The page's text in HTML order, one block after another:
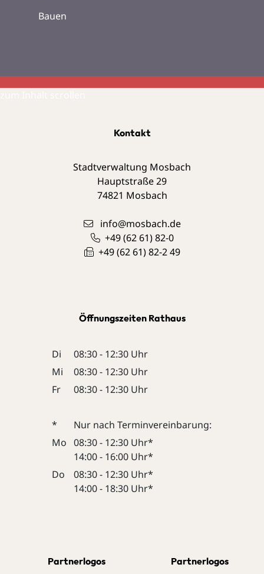
Bauen
Kontakt
Stadtverwaltung Mosbach
Hauptstraße 29
74821 Mosbach
info@mosbach.de
+49 (62 61) 82-0
+49 (62 61) 82-2 49
Öffnungszeiten Rathaus
Di
08:30 - 12:30 Uhr
Mi
08:30 - 12:30 Uhr
Fr
08:30 - 12:30 Uhr
*
Nur nach Terminvereinbarung:
Mo 08:30 - 12:30 Uhr*
14:00 - 16:00 Uhr*
Do
08:30 - 12:30 Uhr*
14:00 - 18:30 Uhr*
Partnerlogos Partnerlogos